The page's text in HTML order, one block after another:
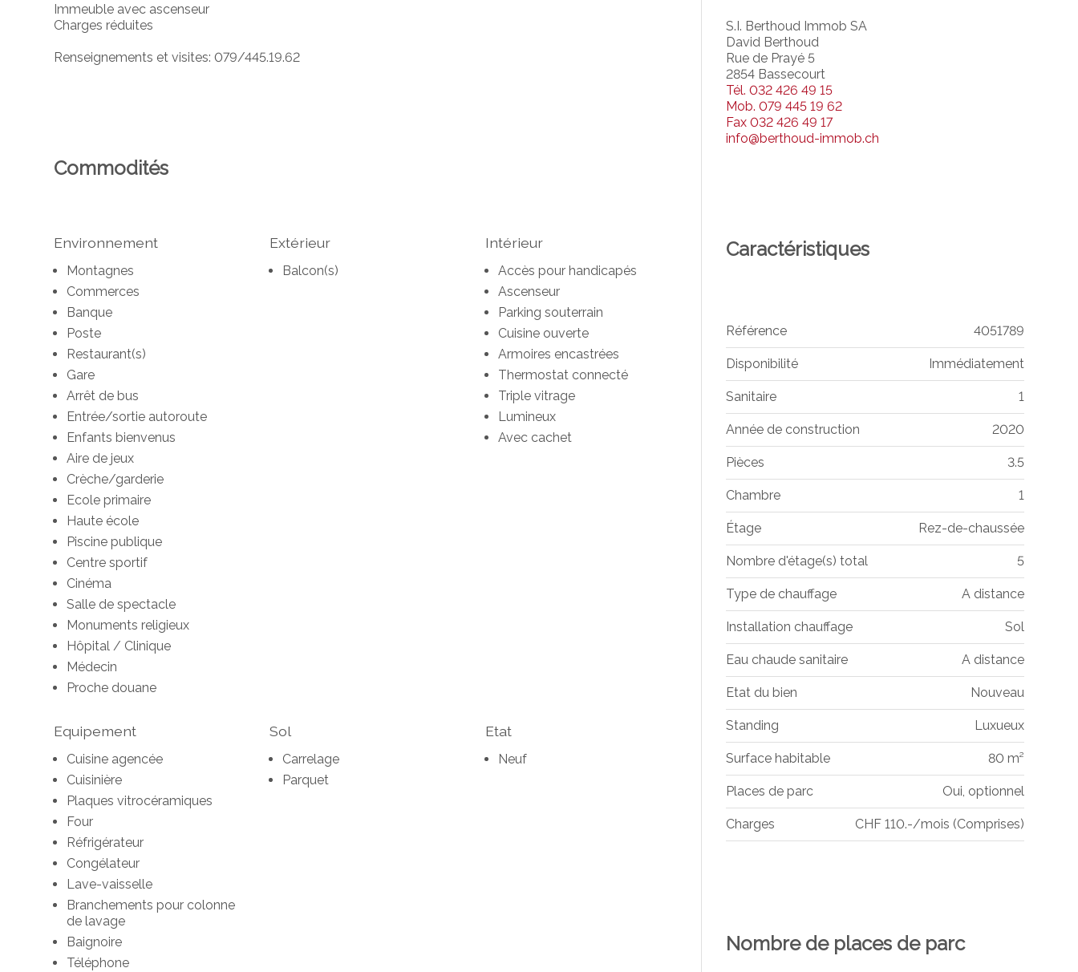
Immeuble avec ascenseur
Charges réduites
Renseignements et visites: 079/445.19.62
Commodités
Environnement
Montagnes
Commerces
Banque
Poste
Restaurant(s)
Gare
Arrêt de bus
Entrée/sortie autoroute
Enfants bienvenus
Aire de jeux
Crèche/garderie
Ecole primaire
Haute école
Piscine publique
Centre sportif
Cinéma
Salle de spectacle
Monuments religieux
Hôpital / Clinique
Médecin
Proche douane
Extérieur
Balcon(s)
Intérieur
Accès pour handicapés
Ascenseur
Parking souterrain
Cuisine ouverte
Armoires encastrées
Thermostat connecté
Triple vitrage
Lumineux
Avec cachet
Equipement
Cuisine agencée
Cuisinière
Plaques vitrocéramiques
Four
Réfrigérateur
Congélateur
Lave-vaisselle
Branchements pour colonne
de lavage
Baignoire
Téléphone
Sol
Carrelage
Parquet
Etat
Neuf
S.I. Berthoud Immob SA
David Berthoud
Rue de Prayé 5
2854 Bassecourt
Tél. 032 426 49 15
Mob. 079 445 19 62
Fax 032 426 49 17
info@berthoud-immob.ch
Caractéristiques
Référence 4051789
Disponibilité Immédiatement
Sanitaire 1
Année de construction 2020
Pièces 3.5
Chambre 1
Étage Rez-de-chaussée
Nombre d'étage(s) total 5
Type de chauffage A distance
Installation chauffage Sol
Eau chaude sanitaire A distance
Etat du bien Nouveau
Standing Luxueux
Surface habitable 80 m²
Places de parc Oui, optionnel
Charges CHF 110.-/mois (Comprises)
Nombre de places de parc